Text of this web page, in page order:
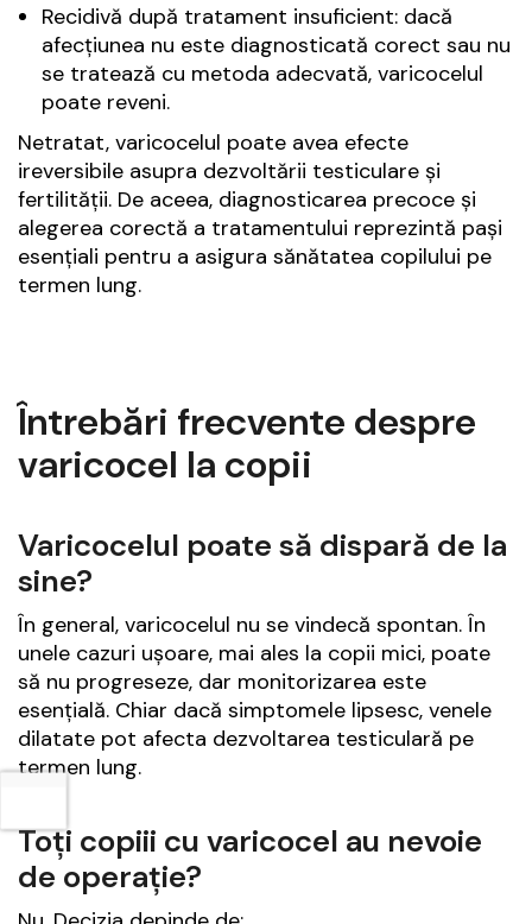
Recidivă după tratament insuficient: dacă
afecțiunea nu este diagnosticată corect sau nu
se tratează cu metoda adecvată, varicocelul
poate reveni.
Netratat, varicocelul poate avea efecte
ireversibile asupra dezvoltării testiculare și
fertilității. De aceea, diagnosticarea precoce și
alegerea corectă a tratamentului reprezintă pași
esențiali pentru a asigura sănătatea copilului pe
termen lung.
Întrebări frecvente despre
varicocel la copii
Varicocelul poate să dispară de la
sine?
În general, varicocelul nu se vindecă spontan. În
unele cazuri ușoare, mai ales la copii mici, poate
să nu progreseze, dar monitorizarea este
esențială. Chiar dacă simptomele lipsesc, venele
dilatate pot afecta dezvoltarea testiculară pe
termen lung.
Toți copiii cu varicocel au nevoie
de operație?